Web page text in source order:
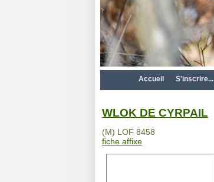
Accueil S'inscrire...
WLOK DE CYRPAIL
(M) LOF 8458
fiche affixe